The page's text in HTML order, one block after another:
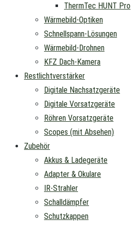
ThermTec HUNT Pro
Wärmebild-Optiken
Schnellspann-Lösungen
Wärmebild-Drohnen
KFZ Dach-Kamera
Restlichtverstärker
Digitale Nachsatzgeräte
Digitale Vorsatzgeräte
Röhren Vorsatzgeräte
Scopes (mit Absehen)
Zubehör
Akkus & Ladegeräte
Adapter & Okulare
IR-Strahler
Schalldämpfer
Schutzkappen